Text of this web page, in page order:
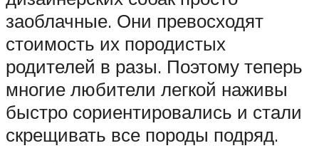
заоблачные. Они превосходят
стоимость их породистых
родителей в разы. Поэтому теперь
многие любители легкой наживы
быстро сориентировались и стали
скрещивать все породы подряд.